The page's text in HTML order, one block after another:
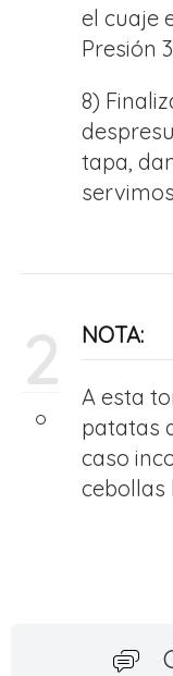
el cuaje
Presión 3
8)
tapa,
2 NOTA:
A esta
patatas
caso
cebollas